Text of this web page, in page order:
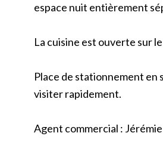
espace nuit entièrement
La cuisine est ouverte sur
Place de stationnement en
visiter rapidement.
Agent commercial :